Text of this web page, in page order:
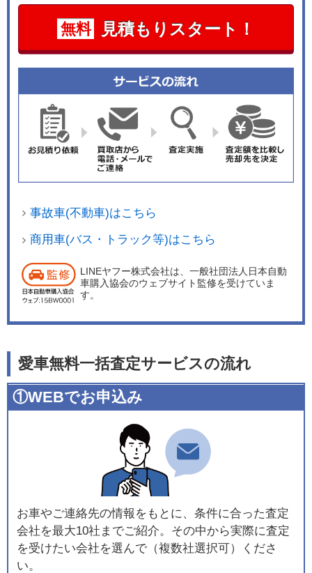
無料 見積もりスタート！
事故車(不動車)はこちら
商用車(バス・トラック等)はこちら
LINEヤフー株式会社は、一般社団法人日本自動
車購入協会のウェブサイト監修を受けていま
す。
愛車無料一括査定サービスの流れ
①WEBでお申込み
お車やご連絡先の情報をもとに、条件に合った査定
会社を最大10社までご紹介。その中から実際に査定
を受けたい会社を選んで（複数社選択可）くださ
い。